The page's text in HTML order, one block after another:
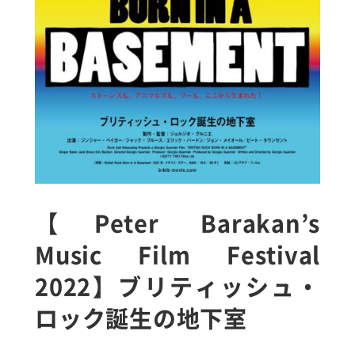
【Peter Barakan’s
Music Film Festival
2022】ブリティッシュ・
ロック誕生の地下室